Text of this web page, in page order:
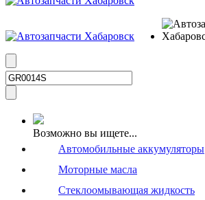
Возможно вы ищете...
Автомобильные аккумуляторы
Моторные масла
Стеклоомывающая жидкость